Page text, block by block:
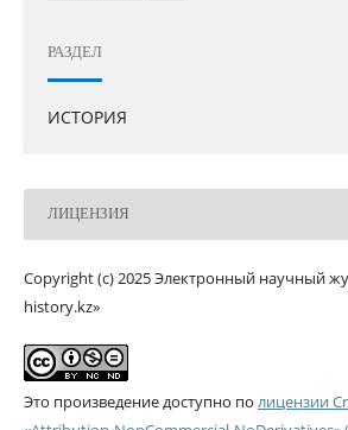
РАЗДЕЛ
ИСТОРИЯ
ЛИЦЕНЗИЯ
Copyright (c) 2025 Электронный научный
history.kz»
Это произведение доступно по лицензии